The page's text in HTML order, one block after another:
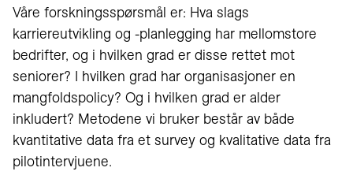
Våre forskningsspørsmål er: Hva slags
karriereutvikling og -planlegging har mellomstore
bedrifter, og i hvilken grad er disse rettet mot
seniorer? I hvilken grad har organisasjoner en
mangfoldspolicy? Og i hvilken grad er alder
inkludert? Metodene vi bruker består av både
kvantitative data fra et survey og kvalitative data fra
pilotintervjuene.